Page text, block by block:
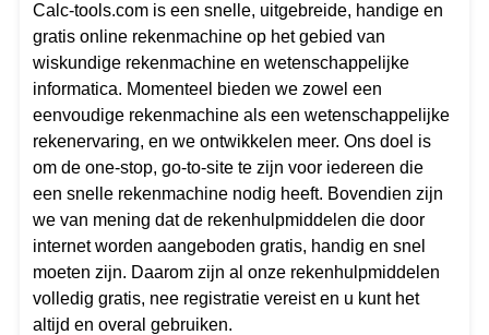
Calc-tools.com is een snelle, uitgebreide, handige en
gratis online rekenmachine op het gebied van
wiskundige rekenmachine en wetenschappelijke
informatica. Momenteel bieden we zowel een
eenvoudige rekenmachine als een wetenschappelijke
rekenervaring, en we ontwikkelen meer. Ons doel is
om de one-stop, go-to-site te zijn voor iedereen die
een snelle rekenmachine nodig heeft. Bovendien zijn
we van mening dat de rekenhulpmiddelen die door
internet worden aangeboden gratis, handig en snel
moeten zijn. Daarom zijn al onze rekenhulpmiddelen
volledig gratis, nee registratie vereist en u kunt het
altijd en overal gebruiken.